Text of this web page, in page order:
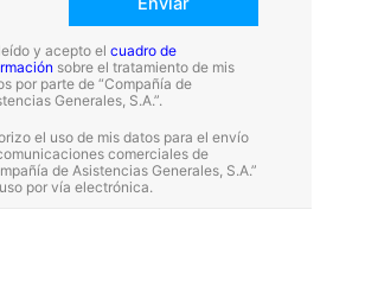
y acepto elcuadro de
sobre el tratamiento de mis
por parte de “Compañía de
Generales, S.A.”.
el uso de mis datos para el envío
comerciales de
de Asistencias Generales, S.A.”
por vía electrónica.